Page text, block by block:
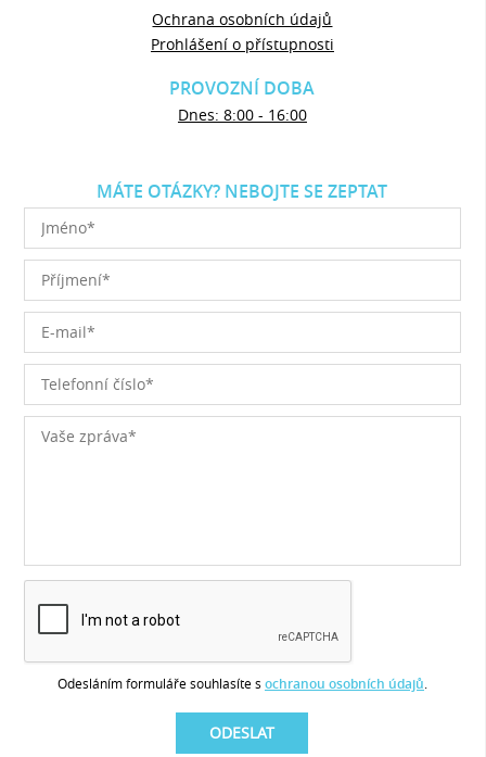
Ochrana osobních údajů
Prohlášení o přístupnosti
PROVOZNÍ DOBA
Dnes: 8:00 - 16:00
MÁTE OTÁZKY? NEBOJTE SE ZEPTAT
Odesláním formuláře souhlasíte s ochranou osobních údajů